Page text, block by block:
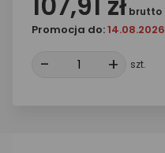
brutto
Promocja do:14.08.2026
- + +
szt.